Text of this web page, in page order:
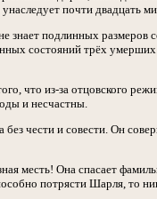
почти двадцать
знает подлинных
состояний трёх
что из-за отцовского
и несчастны.
чести и совести. Он
месть! Она спасает
потрясти Шарля, то